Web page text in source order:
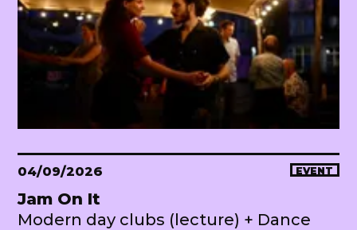
04/09/2026 EVENT
Jam On It
Modern day clubs (lecture) + Dance